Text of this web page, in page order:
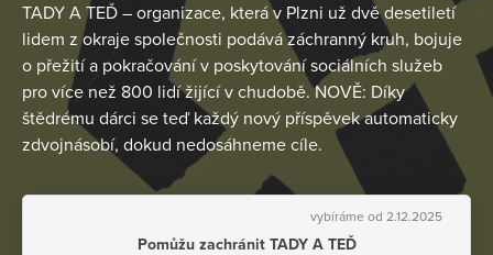
TADY A TEĎ – organizace, která v Plzni už dvě desetiletí
lidem z okraje společnosti podává záchranný kruh, bojuje
o přežití a pokračování v poskytování sociálních služeb
pro více než 800 lidí žijící v chudobě. NOVĚ: Díky
štědrému dárci se teď každý nový příspěvek automaticky
zdvojnásobí, dokud nedosáhneme cíle.
vybíráme od 2.12.2025
Pomůžu zachránit TADY A TEĎ